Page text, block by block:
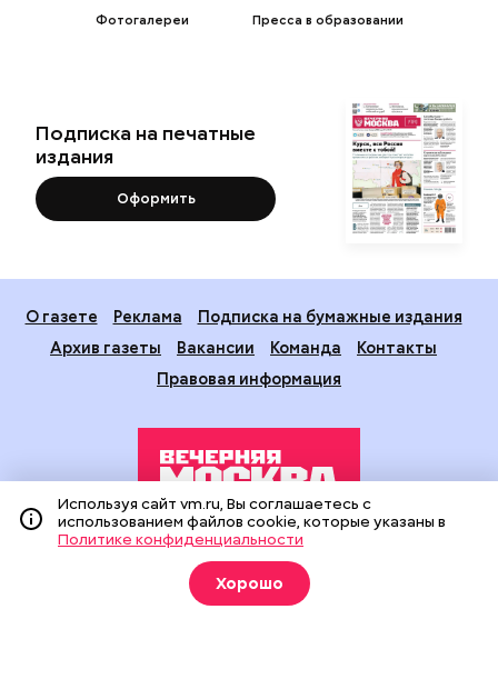
Фотогалереи
Пресса в образовании
Подписка на печатные
издания
Оформить
О газете Реклама
Подписка на бумажные издания
Архив газеты
Вакансии Команда
Контакты
Правовая информация
Издание создано при финансовой поддержке Департамента
средств массовой информации и рекламы города Москвы.
На сайте применяются рекомендательные технологии
(информационные технологии предоставления информации
Используя сайт vm.ru, Вы соглашаетесь с
использованием файлов cookie, которые указаны в
Политике конфиденциальности
Хорошо